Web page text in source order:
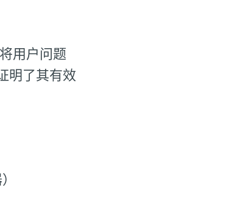
用户问题
明了其有效